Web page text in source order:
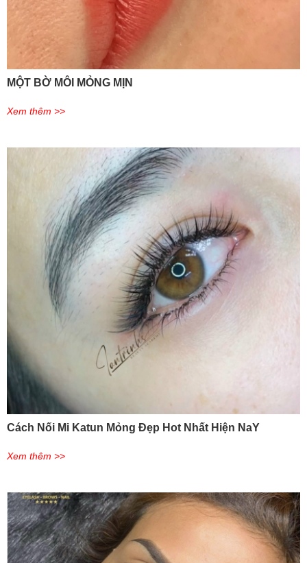
MỘT BỜ MÔI MỎNG MỊN
Xem thêm >>
Cách Nối Mi Katun Mỏng Đẹp Hot Nhất Hiện NaY
Xem thêm >>